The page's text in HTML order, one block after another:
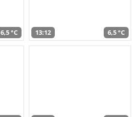
6,5 °C 13:12 6,5 °C